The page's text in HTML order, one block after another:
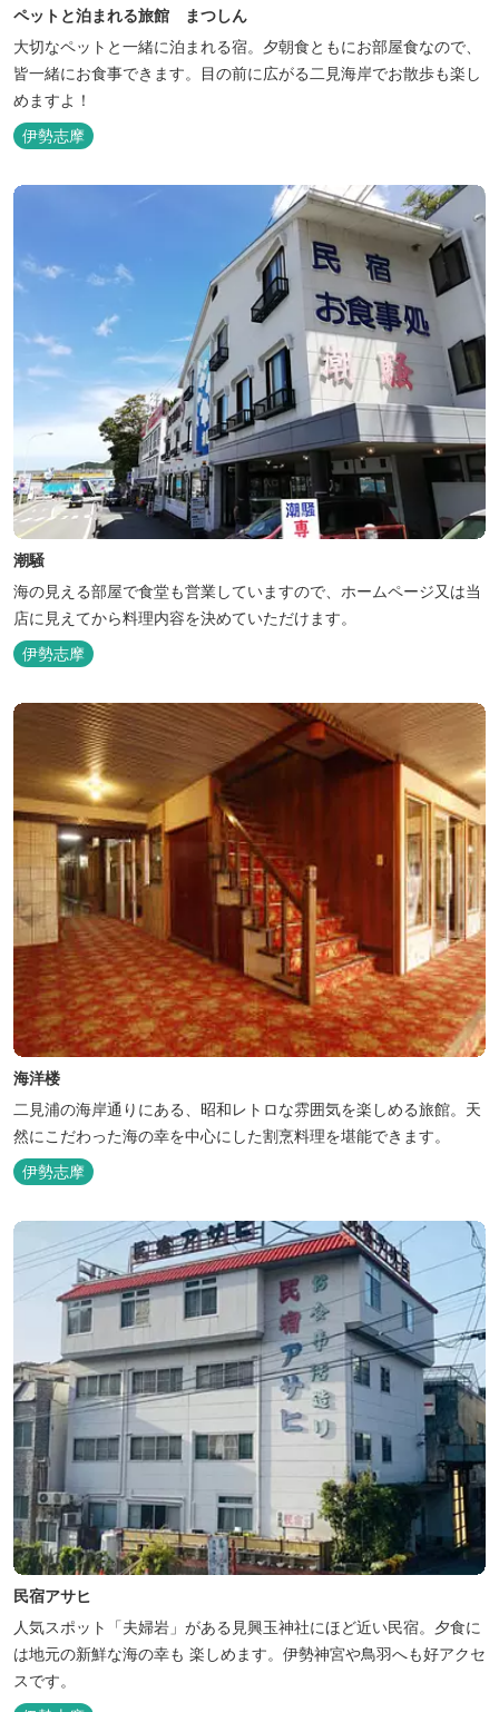
ペットと泊まれる旅館 まつしん
大切なペットと一緒に泊まれる宿。夕朝食ともにお部屋食なので、
皆一緒にお食事できます。目の前に広がる二見海岸でお散歩も楽し
めますよ！
伊勢志摩
潮騒
海の見える部屋で食堂も営業していますので、ホームページ又は当
店に見えてから料理内容を決めていただけます。
伊勢志摩
海洋楼
二見浦の海岸通りにある、昭和レトロな雰囲気を楽しめる旅館。天
然にこだわった海の幸を中心にした割烹料理を堪能できます。
伊勢志摩
民宿アサヒ
人気スポット「夫婦岩」がある見興玉神社にほど近い民宿。夕食に
は地元の新鮮な海の幸も 楽しめます。伊勢神宮や鳥羽へも好アクセ
スです。